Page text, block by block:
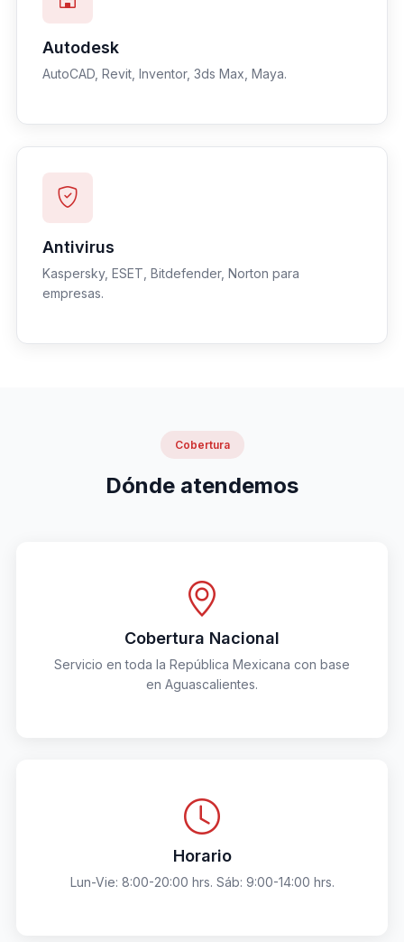
Autodesk
AutoCAD, Revit, Inventor, 3ds Max, Maya.
Antivirus
Kaspersky, ESET, Bitdefender, Norton para
empresas.
Cobertura
Dónde atendemos
Cobertura Nacional
Servicio en toda la República Mexicana con base
en Aguascalientes.
Horario
Lun-Vie: 8:00-20:00 hrs. Sáb: 9:00-14:00 hrs.